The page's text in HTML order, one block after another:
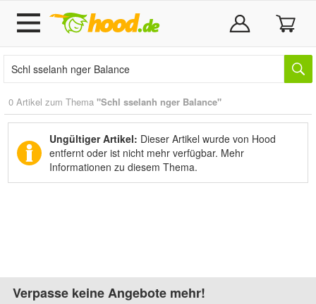
0 Artikel zum Thema "Schl sselanh nger Balance"
Ungültiger Artikel: Dieser Artikel wurde von Hood
entfernt oder ist nicht mehr verfügbar. Mehr
Informationen zu diesem Thema.
Verpasse keine Angebote mehr!